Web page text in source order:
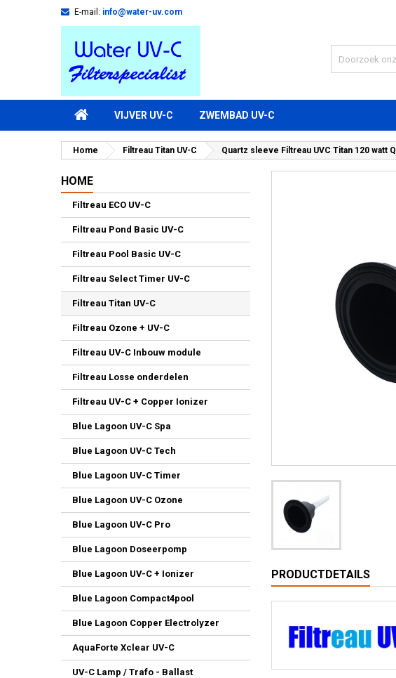
E-mail: info@water-uv.com
VIJVER UV-C ZWEMBAD UV-C
Home Filtreau Titan UV-C Quartz sleeve Filtreau UVC Titan 120 watt
HOME
Filtreau ECO UV-C
Filtreau Pond Basic UV-C
Filtreau Pool Basic UV-C
Filtreau Select Timer UV-C
Filtreau Titan UV-C
Filtreau Ozone + UV-C
Filtreau UV-C Inbouw module
Filtreau Losse onderdelen
Filtreau UV-C + Copper Ionizer
Blue Lagoon UV-C Spa
Blue Lagoon UV-C Tech
Blue Lagoon UV-C Timer
Blue Lagoon UV-C Ozone
Blue Lagoon UV-C Pro
Blue Lagoon Doseerpomp
Blue Lagoon UV-C + Ionizer
Blue Lagoon Compact4pool
Blue Lagoon Copper Electrolyzer
AquaForte Xclear UV-C
UV-C Lamp / Trafo - Ballast
PRODUCTDETAILS